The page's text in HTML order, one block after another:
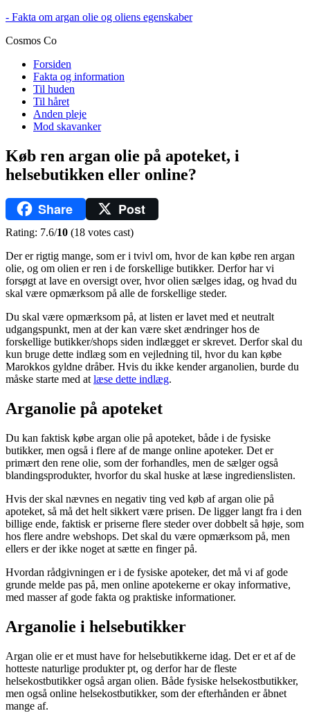
- Fakta om argan olie og oliens egenskaber
Cosmos Co
Forsiden
Fakta og information
Til huden
Til håret
Anden pleje
Mod skavanker
Køb ren argan olie på apoteket, i
helsebutikken eller online?
Share
Post
Rating: 7.6/10 (18 votes cast)
Der er rigtig mange, som er i tvivl om, hvor de kan købe ren argan
olie, og om olien er ren i de forskellige butikker. Derfor har vi
forsøgt at lave en oversigt over, hvor olien sælges idag, og hvad du
skal være opmærksom på alle de forskellige steder.
Du skal være opmærksom på, at listen er lavet med et neutralt
udgangspunkt, men at der kan være sket ændringer hos de
forskellige butikker/shops siden indlægget er skrevet. Derfor skal du
kun bruge dette indlæg som en vejledning til, hvor du kan købe
Marokkos gyldne dråber. Hvis du ikke kender arganolien, burde du
måske starte med at læse dette indlæg.
Arganolie på apoteket
Du kan faktisk købe argan olie på apoteket, både i de fysiske
butikker, men også i flere af de mange online apoteker. Det er
primært den rene olie, som der forhandles, men de sælger også
blandingsprodukter, hvorfor du skal huske at læse ingredienslisten.
Hvis der skal nævnes en negativ ting ved køb af argan olie på
apoteket, så må det helt sikkert være prisen. De ligger langt fra i den
billige ende, faktisk er priserne flere steder over dobbelt så høje, som
hos flere andre webshops. Det skal du være opmærksom på, men
ellers er der ikke noget at sætte en finger på.
Hvordan rådgivningen er i de fysiske apoteker, det må vi af gode
grunde melde pas på, men online apotekerne er okay informative,
med masser af gode fakta og praktiske informationer.
Arganolie i helsebutikker
Argan olie er et must have for helsebutikkerne idag. Det er et af de
hotteste naturlige produkter pt, og derfor har de fleste
helsekostbutikker også argan olien. Både fysiske helsekostbutikker,
men også online helsekostbutikker, som der efterhånden er åbnet
mange af.